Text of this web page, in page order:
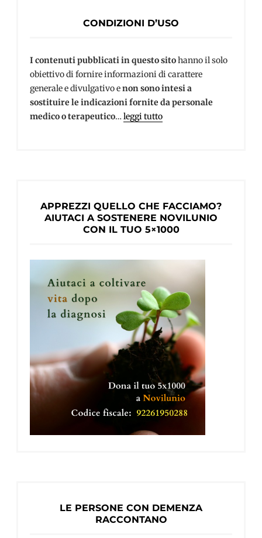
CONDIZIONI D’USO
I contenuti pubblicati in questo sitohanno il solo
obiettivo di fornire informazioni di carattere
generale e divulgativo enon sono intesi a
sostituire le indicazioni fornite da personale
medico o terapeutico…leggi tutto
APPREZZI QUELLO CHE FACCIAMO?
AIUTACI A SOSTENERE NOVILUNIO
CON IL TUO 5×1000
LE PERSONE CON DEMENZA
RACCONTANO